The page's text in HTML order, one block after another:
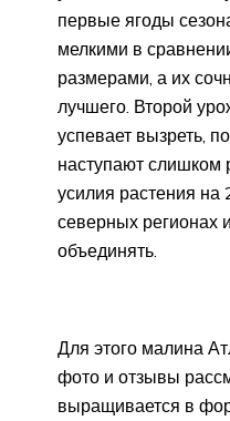
первые ягоды
мелкими в
размерами, а их
лучшего. Второй
успевает вызреть,
наступают слишком
усилия растения
северных регионах
объединять.
Для этого малина
фото и отзывы
выращивается в